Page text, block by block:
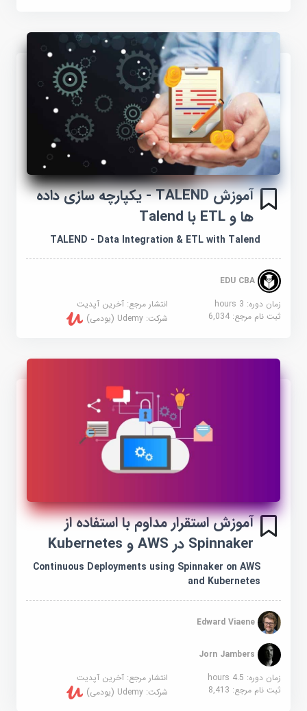
آموزش TALEND - یکپارچه سازی داده
ها و ETL با Talend
TALEND - Data Integration & ETL with Talend
EDU CBA
زمان دوره: 3 hours
انتشار مرجع:آخرین آپدیت
ثبت نام مرجع:6,034 شرکت:Udemy (یودمی)
آموزش استقرار مداوم با استفاده از
Spinnaker در AWS و Kubernetes
Continuous Deployments using Spinnaker on AWS
and Kubernetes
Edward Viaene
زمان دوره: 4.5 hours
انتشار مرجع:آخرین آپدیت
ثبت نام مرجع:8,413 شرکت:Udemy (یودمی)